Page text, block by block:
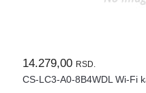
14.279,00 RSD.
CS-LC3-A0-8B4WDL Wi-Fi